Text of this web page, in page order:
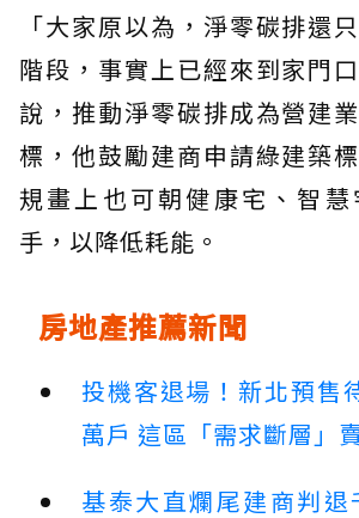
「大家原以為，淨零碳排還
階段，事實上已經來到家門
說，推動淨零碳排成為營建
標，他鼓勵建商申請綠建築
規畫上也可朝健康宅、智
手，以降低耗能。
房地產推薦新聞
投機客退場！新北預售
萬戶 這區「需求斷層」
基泰大直爛尾建商判退